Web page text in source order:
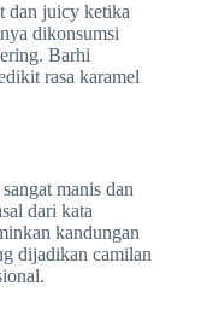
dan juicy ketika
dikonsumsi
Barhi
rasa karamel
manis dan
dari kata
kandungan
dijadikan camilan